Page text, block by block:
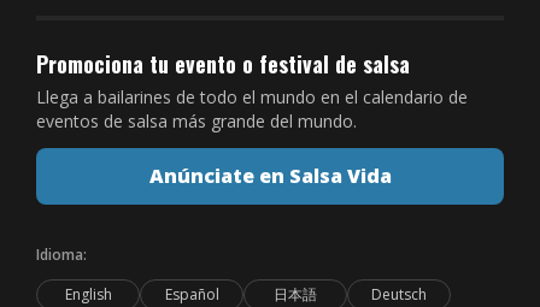
Promociona tu evento o festival de salsa
Llega a bailarines de todo el mundo en el calendario de
eventos de salsa más grande del mundo.
Anúnciate en Salsa Vida
Idioma:
English
Español 日本語 Deutsch